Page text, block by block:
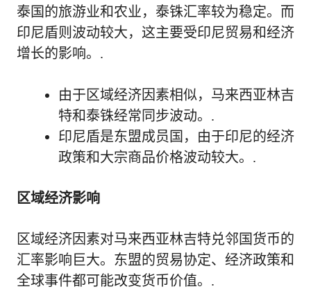
泰国的旅游业和农业，泰铢汇率较为稳定。而
印尼盾则波动较大，这主要受印尼贸易和经济
增长的影响。.
由于区域经济因素相似，马来西亚林吉
特和泰铢经常同步波动。.
印尼盾是东盟成员国，由于印尼的经济
政策和大宗商品价格波动较大。.
区域经济影响
区域经济因素对马来西亚林吉特兑邻国货币的
汇率影响巨大。东盟的贸易协定、经济政策和
全球事件都可能改变货币价值。.